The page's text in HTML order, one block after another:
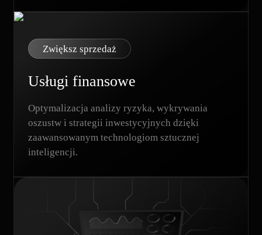
Zwiększ sprzedaż
Usługi finansowe
Optymalizacja analizy ryzyka, wykrywania
oszustw i strategii inwestycyjnych dzięki
zaawansowanym technologiom sztucznej
inteligencji.